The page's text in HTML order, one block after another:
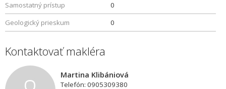
Samostatný prístup
0
Geologický prieskum
0
Kontaktovať makléra
Martina Klibániová
Telefón: 0905309380